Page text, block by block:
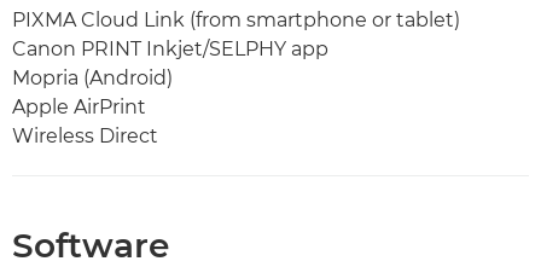
PIXMA Cloud Link (from smartphone or tablet)
Canon PRINT Inkjet/SELPHY app
Mopria (Android)
Apple AirPrint
Wireless Direct
Software